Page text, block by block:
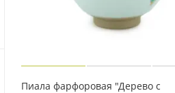
Пиала фарфоровая "Дерево с